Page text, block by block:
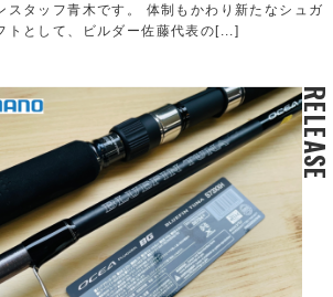
スタッフ青木です。 体制もかわり新たなシュガ
トとして、ビルダー佐藤代表の[...]
RELEASE